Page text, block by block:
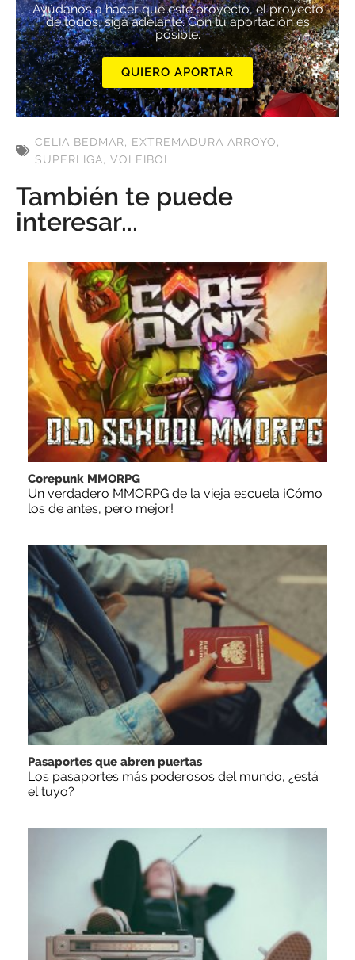
Ayúdanos a hacer que este proyecto, el proyecto
de todos, siga adelante. Con tu aportación es
posible.
QUIERO APORTAR
CELIA BEDMAR, EXTREMADURA ARROYO,
SUPERLIGA, VOLEIBOL
También te puede
interesar...
Corepunk MMORPG
Un verdadero MMORPG de la vieja escuela ¡Cómo
los de antes, pero mejor!
Pasaportes que abren puertas
Los pasaportes más poderosos del mundo, ¿está
el tuyo?